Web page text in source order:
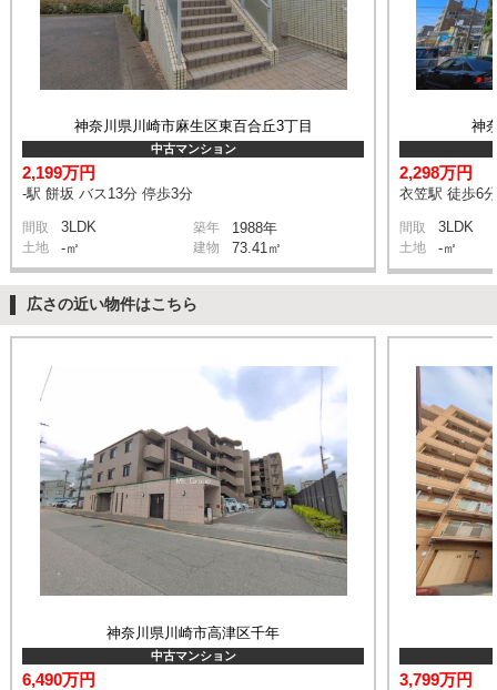
神奈川県川崎市麻生区東百合丘3丁目
中古マンション
2,199万円
-駅 餅坂 バス13分 停歩3分
間取 3LDK 築年 1988年
土地 -㎡ 建物 73.41㎡
神
2,298万円
衣笠駅 徒歩6分
間取 3LDK
土地 -㎡
広さの近い物件はこちら
神奈川県川崎市高津区千年
中古マンション
6,490万円 3,799万円